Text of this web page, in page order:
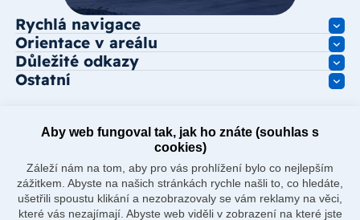
Rychlá navigace
Orientace v areálu
Důležité odkazy
Ostatní
Aby web fungoval tak, jak ho znáte (souhlas s
cookies)
Záleží nám na tom, aby pro vás prohlížení bylo co nejlepším
zážitkem. Abyste na našich stránkách rychle našli to, co hledáte,
ušetřili spoustu klikání a nezobrazovaly se vám reklamy na věci,
které vás nezajímají. Abyste web viděli v zobrazení na které jste